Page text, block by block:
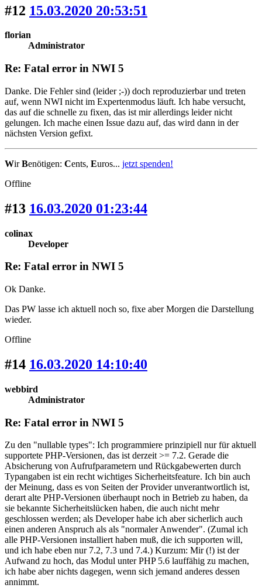
#12 15.03.2020 20:53:51
florian
Administrator
Re: Fatal error in NWI 5
Danke. Die Fehler sind (leider ;-)) doch reproduzierbar und treten
auf, wenn NWI nicht im Expertenmodus läuft. Ich habe versucht,
das auf die schnelle zu fixen, das ist mir allerdings leider nicht
gelungen. Ich mache einen Issue dazu auf, das wird dann in der
nächsten Version gefixt.
WirBenötigen: Cents, Euros... jetzt spenden!
Offline
#13 16.03.2020 01:23:44
colinax
Developer
Re: Fatal error in NWI 5
Ok Danke.
Das PW lasse ich aktuell noch so, fixe aber Morgen die Darstellung
wieder.
Offline
#14 16.03.2020 14:10:40
webbird
Administrator
Re: Fatal error in NWI 5
Zu den "nullable types": Ich programmiere prinzipiell nur für aktuell
supportete PHP-Versionen, das ist derzeit >= 7.2. Gerade die
Absicherung von Aufrufparametern und Rückgabewerten durch
Typangaben ist ein recht wichtiges Sicherheitsfeature. Ich bin auch
der Meinung, dass es von Seiten der Provider unverantwortlich ist,
derart alte PHP-Versionen überhaupt noch in Betrieb zu haben, da
sie bekannte Sicherheitslücken haben, die auch nicht mehr
geschlossen werden; als Developer habe ich aber sicherlich auch
einen anderen Anspruch als als "normaler Anwender". (Zumal ich
alle PHP-Versionen installiert haben muß, die ich supporten will,
und ich habe eben nur 7.2, 7.3 und 7.4.) Kurzum: Mir (!) ist der
Aufwand zu hoch, das Modul unter PHP 5.6 lauffähig zu machen,
ich habe aber nichts dagegen, wenn sich jemand anderes dessen
annimmt.